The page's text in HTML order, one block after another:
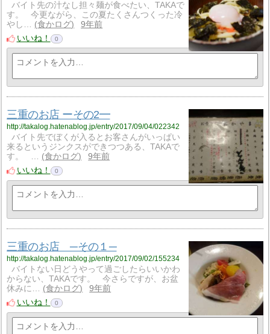
バイト先の汁なし担々麺が食べたい、TAKAで
す。 今更ながら、この夏たくさんつくった冷
やし…
食かログ
9年前
いいね！
0
三重のお店 ーその2━
http://takalog.hatenablog.jp/entry/2017/09/04/022342
バイト先でぼくが入るとお客さんがいっぱい
来るというジンクスができつつある、TAKAで
す。 …
食かログ
9年前
いいね！
0
三重のお店 ─その１─
http://takalog.hatenablog.jp/entry/2017/09/02/155234
バイトない日どうやって過ごしたらいいかわ
からない、TAKAです。 今さらですが、お盆
休みに…
食かログ
9年前
いいね！
0